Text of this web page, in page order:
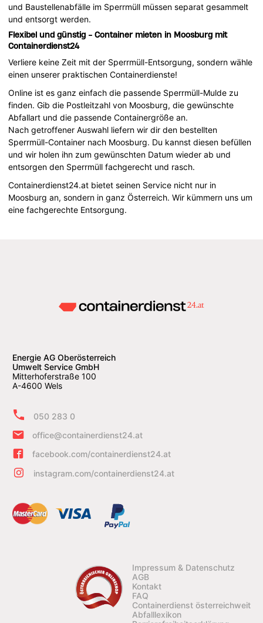
und Baustellenabfälle im Sperrmüll müssen separat gesammelt
und entsorgt werden.
Flexibel und günstig - Container mieten in Moosburg mit
Containerdienst24
Verliere keine Zeit mit der Sperrmüll-Entsorgung, sondern wähle
einen unserer praktischen Containerdienste!
Online ist es ganz einfach die passende Sperrmüll-Mulde zu
finden. Gib die Postleitzahl von Moosburg, die gewünschte
Abfallart und die passende Containergröße an.
Nach getroffener Auswahl liefern wir dir den bestellten
Sperrmüll-Container nach Moosburg. Du kannst diesen befüllen
und wir holen ihn zum gewünschten Datum wieder ab und
entsorgen den Sperrmüll fachgerecht und rasch.
Containerdienst24.at bietet seinen Service nicht nur in
Moosburg an, sondern in ganz Österreich. Wir kümmern uns um
eine fachgerechte Entsorgung.
Energie AG Oberösterreich
Umwelt Service GmbH
Mitterhoferstraße 100
A-4600 Wels
050 283 0
office@containerdienst24.at
facebook.com/containerdienst24.at
instagram.com/containerdienst24.at
Impressum & Datenschutz
AGB
Kontakt
FAQ
Containerdienst österreichweit
Abfalllexikon